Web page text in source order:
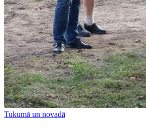
Tukumā un novadā